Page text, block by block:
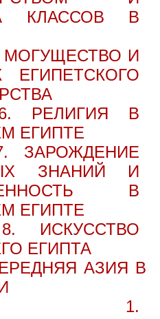
КЛАССОВ В
МОГУЩЕСТВО И
ЕГИПЕТСКОГО
РЕЛИГИЯ В
ЕГИПТЕ
ЗАРОЖДЕНИЕ
ЗНАНИЙ И
В
ЕГИПТЕ
ИСКУССТВО
ЕГИПТА
АЗИЯ В
1.